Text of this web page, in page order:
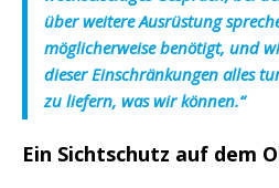
über weitere Ausrüstung
möglicherweise benötigt, und
dieser Einschränkungen alles
zu liefern, was wir können.“
Ein Sichtschutz auf dem